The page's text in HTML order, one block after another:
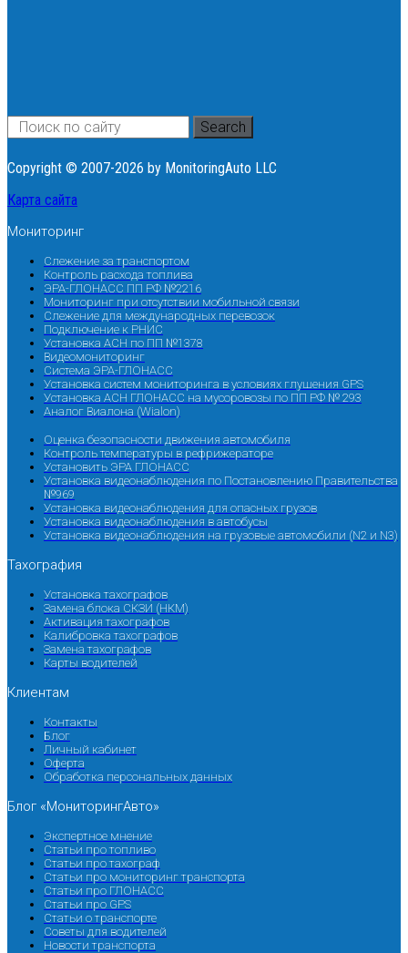
Search
Copyright © 2007-2026 by MonitoringAuto LLC
Карта сайта
Мониторинг
Слежение за транспортом
Контроль расхода топлива
ЭРА-ГЛОНАСС ПП РФ №2216
Мониторинг при отсутствии мобильной связи
Слежение для международных перевозок
Подключение к РНИС
Установка АСН по ПП №1378
Видеомониторинг
Система ЭРА-ГЛОНАСС
Установка систем мониторинга в условиях глушения GPS
Установка АСН ГЛОНАСС на мусоровозы по ПП РФ № 293
Аналог Виалона (Wialon)
Оценка безопасности движения автомобиля
Контроль температуры в рефрижераторе
Установить ЭРА ГЛОНАСС
Установка видеонаблюдения по Постановлению Правительства
№969
Установка видеонаблюдения для опасных грузов
Установка видеонаблюдения в автобусы
Установка видеонаблюдения на грузовые автомобили (N2 и N3)
Тахография
Установка тахографов
Замена блока СКЗИ (НКМ)
Активация тахографов
Калибровка тахографов
Замена тахографов
Карты водителей
Клиентам
Контакты
Блог
Личный кабинет
Оферта
Обработка персональных данных
Блог «МониторингАвто»
Экспертное мнение
Статьи про топливо
Статьи про тахограф
Статьи про мониторинг транспорта
Статьи про ГЛОНАСС
Статьи про GPS
Статьи о транспорте
Советы для водителей
Новости транспорта